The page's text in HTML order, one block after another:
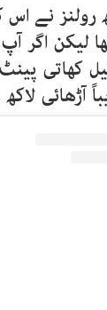
رولنز نے
لیکن
آڑھائی